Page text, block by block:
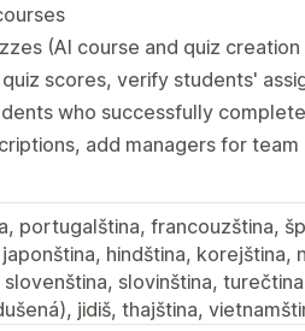
(AI course and quiz
scores, verify students'
who successfully
add managers for
portugalština, francouzština,
hindština, korejština,
slovinština,
jidiš, thajština,